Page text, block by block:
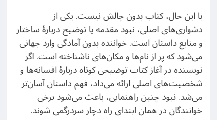
با این حال، کتاب بدون چالش نیست. یکی از
دشواری‌های اصلی، نبود مقدمه یا توضیح دربارهٔ ساختار
و منابع داستان است. خواننده بدون آمادگی وارد جهانی
می‌شود که پر از نام‌ها و مکان‌های ناشناخته است. اگر
نویسنده در آغاز کتاب توضیحی کوتاه دربارهٔ افسانه‌ها و
شخصیت‌های اصلی ارائه می‌داد، فهم داستان آسان‌تر
می‌شد. نبود چنین راهنمایی، باعث می‌شود برخی
خوانندگان در همان ابتدای راه دچار سردرگمی شوند.